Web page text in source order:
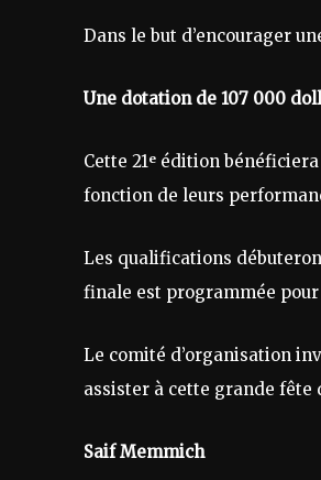
Dans le but d’encourager
Une dotation de 107 000
Cette 21ᵉ édition
fonction de leurs
Les qualifications
finale est programmée pour
Le comité d’organisation
assister à cette grande
Saif Memmich